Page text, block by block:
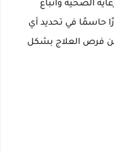
الصحية واتباع
حاسمًا في تحديد أي
فرص العلاج بشكل